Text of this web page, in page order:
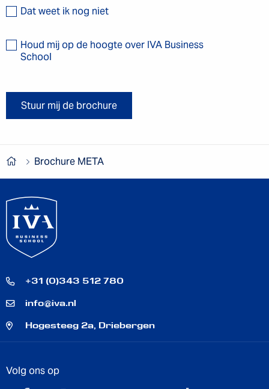
Dat weet ik nog niet
Houd mij op de hoogte over IVA Business
School
Brochure META
+31 (0)343 512 780
info@iva.nl
Hogesteeg 2a, Driebergen
Volg ons op